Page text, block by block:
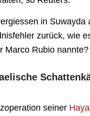
in Suwayda
zurück, wie
Marco Rubio nannte?
seiner